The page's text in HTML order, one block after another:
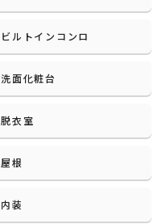
ビルトインコンロ
洗面化粧台
脱衣室
屋根
内装